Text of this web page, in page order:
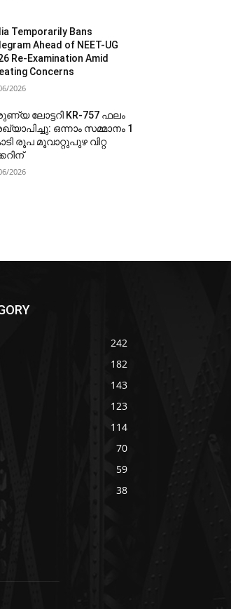
Temporarily Bans
Ahead of NEET-UG
Re-Examination Amid
Concerns
2026
ലോട്ടറി KR-757 ഫലം
ഒന്നാം സമ്മാനം 1
രൂപ മൂവാറ്റുപുഴ വിറ്റ
2026
242
182
143
123
114
70
59
38